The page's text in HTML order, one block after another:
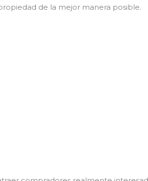
de la mejor manera posible.